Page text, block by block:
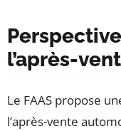
l’après-
Le FAAS propose
l’après-vente